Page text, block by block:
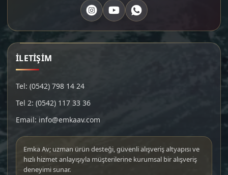
İLETİŞİM
Tel: (0542) 798 14 24
Tel 2: (0542) 117 33 36
Email: info@emkaav.com
Emka Av; uzman ürün desteği, güvenli alışveriş altyapısı ve
hızlı hizmet anlayışıyla müşterilerine kurumsal bir alışveriş
deneyimi sunar.